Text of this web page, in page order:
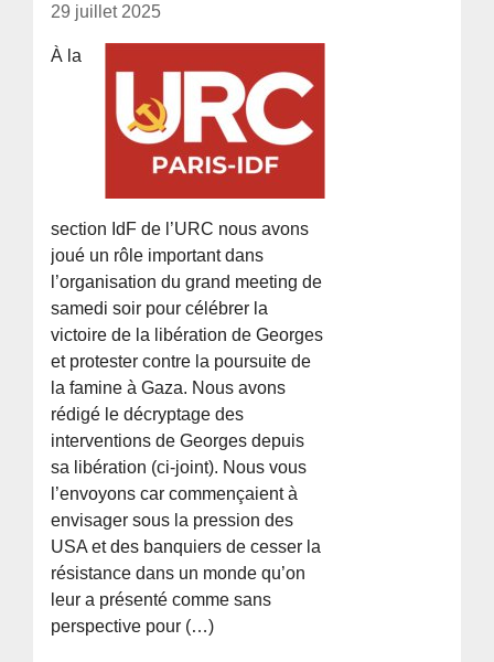
29 juillet 2025
À la
section IdF de l’URC nous avons
joué un rôle important dans
l’organisation du grand meeting de
samedi soir pour célébrer la
victoire de la libération de Georges
et protester contre la poursuite de
la famine à Gaza. Nous avons
rédigé le décryptage des
interventions de Georges depuis
sa libération (ci-joint). Nous vous
l’envoyons car commençaient à
envisager sous la pression des
USA et des banquiers de cesser la
résistance dans un monde qu’on
leur a présenté comme sans
perspective pour (…)